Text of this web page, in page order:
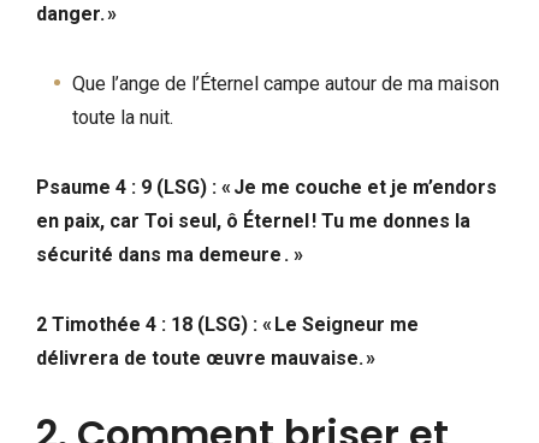
danger. »
Que l’ange de l’Éternel campe autour de ma maison
toute la nuit.
Psaume 4 : 9 (LSG) : « Je me couche et je m’endors
en paix, car Toi seul, ô Éternel ! Tu me donnes la
sécurité dans ma demeure . »
2 Timothée 4 : 18 (LSG) : « Le Seigneur me
délivrera de toute œuvre mauvaise. »